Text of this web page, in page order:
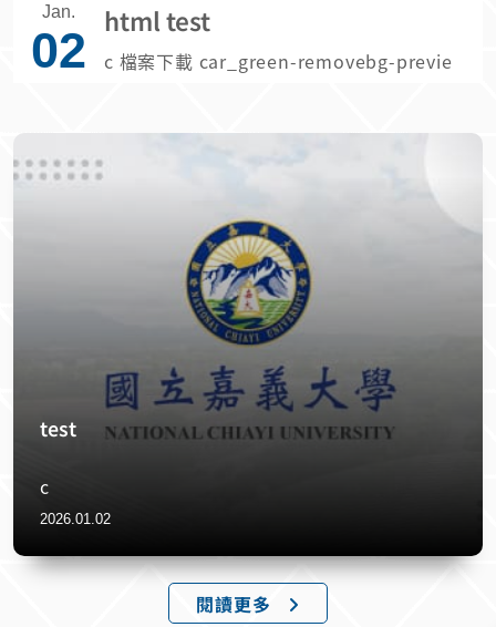
網站 複製電話 圖書資訊處 行政單位 校區：
蘭潭 / 民雄 / 新民 圖書諮詢、資訊諮詢、論
文系統、遠距課程 📞 05-2717233（圖書諮
學系 100032 教育學系(公費生B組) 100282
植物醫學系 100042 輔導與諮商學系 10029
2 電子物理學系 100052 特殊教育學系 100
312 應用數學系 100072 數位學習設計與管
與水資源工程學系 100122 企業管理學系 1
100382 機械與能源工程學系 100142 科技
管理學系 100392 食品科學系 100152 資訊
管理學系 100402 水生生物科學系 100162
(青年儲蓄帳戶組) 100432 微生物免疫與生
物藥學系 100192 財務金融學系 100442 獸
醫學系 100202 財務金融學系(青年儲蓄帳
Jan.
02
html test
c 檔案下載 car_green-removebg-previe
test
c
2026.01.02
閱讀更多